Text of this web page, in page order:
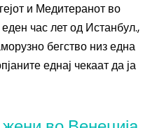
и Медитеранот во
час лет од Истанбул.,
бегство низ една
еднај чекаат да ја